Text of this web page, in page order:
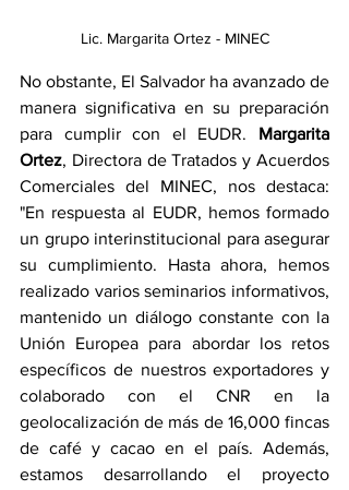
Lic. Margarita Ortez - MINEC
No obstante, El Salvador ha avanzado de
manera significativa en su preparación
para cumplir con el EUDR.
Margarita
Ortez, Directora de Tratados y Acuerdos
Comerciales del MINEC, nos destaca:
"En respuesta al EUDR, hemos formado
un grupo interinstitucional para asegurar
su cumplimiento. Hasta ahora, hemos
realizado varios seminarios informativos,
mantenido un diálogo constante con la
Unión Europea para abordar los retos
específicos de nuestros exportadores y
colaborado con el CNR en la
geolocalización de más de 16,000 fincas
de café y cacao en el país. Además,
estamos desarrollando el proyecto